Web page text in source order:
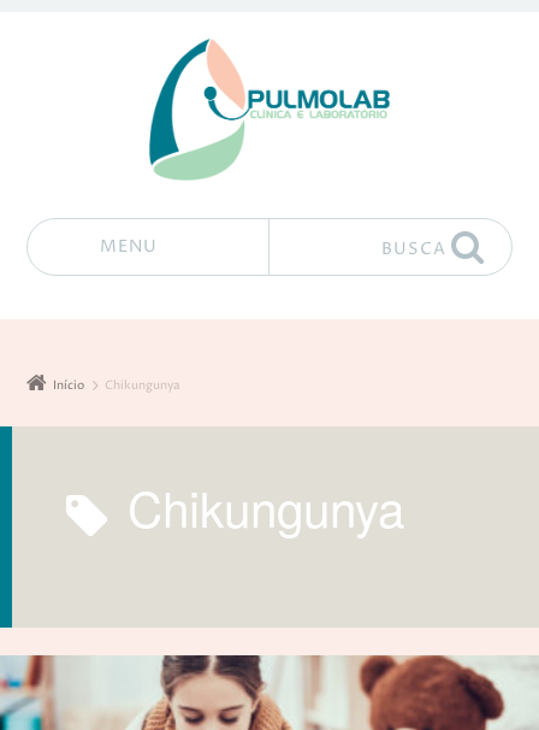
MENU BUSCA
Início Chikungunya
Chikungunya